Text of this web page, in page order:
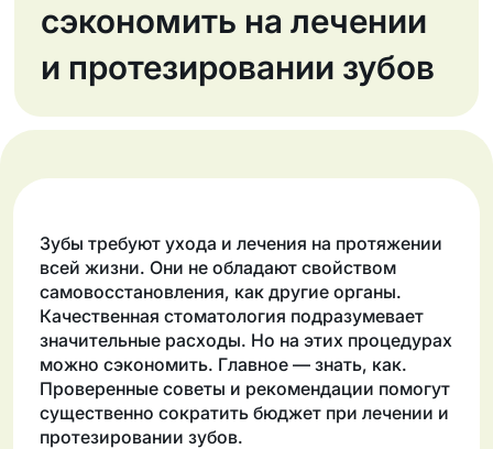
сэкономить на лечении
и протезировании зубов
Зубы требуют ухода и лечения на протяжении
всей жизни. Они не обладают свойством
самовосстановления, как другие органы.
Качественная стоматология подразумевает
значительные расходы. Но на этих процедурах
можно сэкономить. Главное — знать, как.
Проверенные советы и рекомендации помогут
существенно сократить бюджет при лечении и
протезировании зубов.